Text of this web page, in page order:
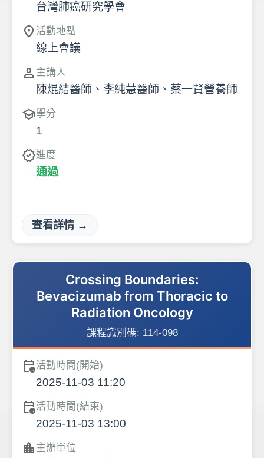
台灣肺癌研究學會
location_on 活動地點
線上會議
person 主講人
陳焜結醫師、李純慧醫師、蔡一賢營養師
school學分
1
verified進度
通過
查看詳情 →
Crossing Boundaries:
Bevacizumab from Thoracic to
Radiation Oncology
課程識別碼: 114-098
calendar_clock活動時間(開始)
2025-11-03 11:20
calendar_clock活動時間(結束)
2025-11-03 13:00
location_city 主辦單位